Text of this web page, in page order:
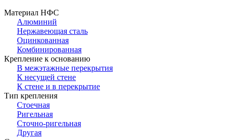
Материал НФС
Алюминий
Нержавеющая сталь
Оцинкованная
Комбинированная
Крепление к основанию
В межэтажные перекрытия
К несущей стене
К стене и в перекрытие
Тип крепления
Стоечная
Ригельная
Сточно-ригельная
Другая